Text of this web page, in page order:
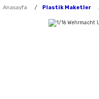
Anasayfa Plastik Maketler